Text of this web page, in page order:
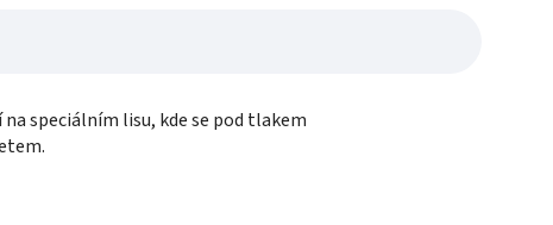
speciálním lisu, kde se pod tlakem